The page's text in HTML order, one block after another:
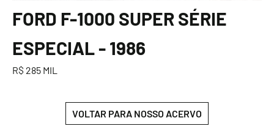
FORD F-1000 SUPER SÉRIE
ESPECIAL - 1986
R$ 285 MIL
VOLTAR PARA NOSSO ACERVO